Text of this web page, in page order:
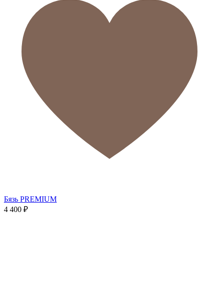
Бязь PREMIUM
4 400 ₽